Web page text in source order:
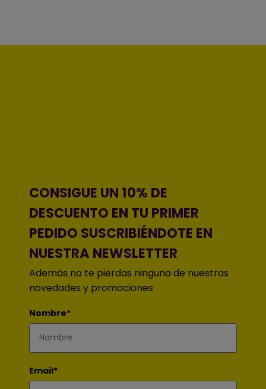
CONSIGUE UN 10% DE
DESCUENTO EN TU PRIMER
PEDIDO SUSCRIBIÉNDOTE EN
NUESTRA NEWSLETTER
Además no te pierdas ninguna de nuestras
novedades y promociones
Nombre*
Email*